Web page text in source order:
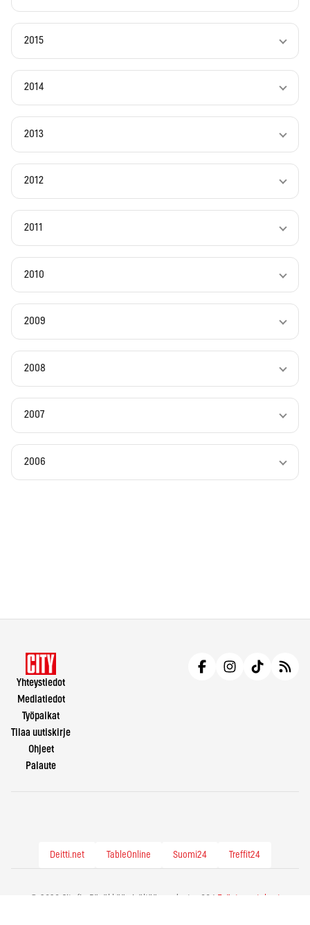
2015
2014
2013
2012
2011
2010
2009
2008
2007
2006
Yhteystiedot
Mediatiedot
Työpaikat
Tilaa uutiskirje
Ohjeet
Palaute
Deitti.net TableOnline Suomi24 Treffit24